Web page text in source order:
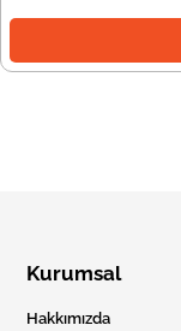
Kurumsal
Hakkımızda